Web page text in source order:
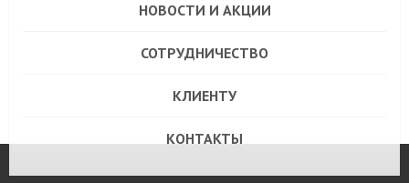
НОВОСТИ И АКЦИИ
СОТРУДНИЧЕСТВО
КЛИЕНТУ
КОНТАКТЫ